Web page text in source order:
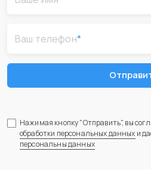
Ваш телефон*
Нажимая кнопку "Отправить", вы
обработки персональных данных и
персональны данных